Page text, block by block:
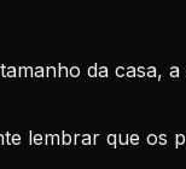
da casa, a
lembrar que os